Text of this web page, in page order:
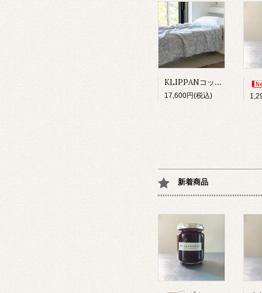
KLIPPANコットンスロー/サンフラワーブルー
17,600円(税込)
新着商品